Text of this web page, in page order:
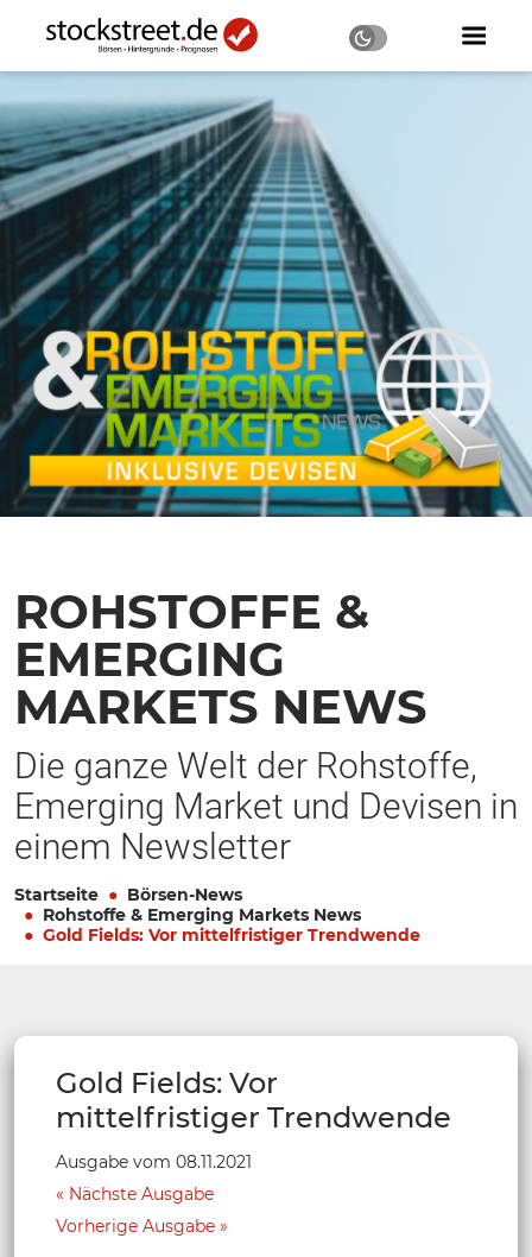
ROHSTOFFE &
EMERGING
MARKETS NEWS
Die ganze Welt der Rohstoffe,
Emerging Market und Devisen in
einem Newsletter
Startseite
Börsen-News
Rohstoffe & Emerging Markets News
Gold Fields: Vor mittelfristiger Trendwende
Gold Fields: Vor
mittelfristiger Trendwende
Ausgabe vom 08.11.2021
Nächste Ausgabe
Vorherige Ausgabe